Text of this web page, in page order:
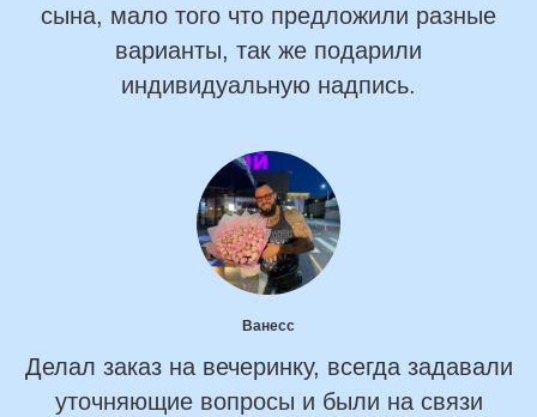
сына, мало того что предложили разные
варианты, так же подарили
индивидуальную надпись.
Ванесс
Делал заказ на вечеринку, всегда задавали
уточняющие вопросы и были на связи